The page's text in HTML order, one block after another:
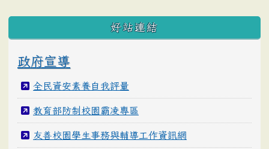
好站連結
政府宣導
全民資安素養自我評量
教育部防制校園霸凌專區
友善校園學生事務與輔導工作資訊網